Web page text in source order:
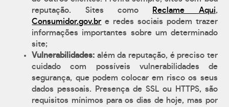
reputação. Sites como
Reclame Aqui,
Consumidor.gov.br e redes sociais podem trazer
informações importantes sobre um determinado
site;
Vulnerabilidades: além da reputação, é preciso ter
cuidado com possíveis vulnerabilidades de
segurança, que podem colocar em risco os seus
dados pessoais. Presença de SSL ou HTTPS, são
requisitos mínimos para os dias de hoje, mas por